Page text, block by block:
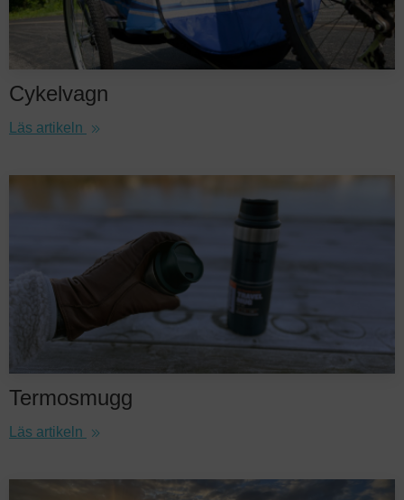
Cykelvagn
Läs artikeln
Termosmugg
Läs artikeln